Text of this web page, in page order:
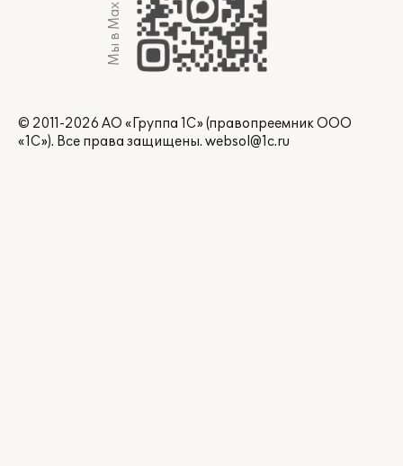
Мы в Max
© 2011-2026 АО «Группа 1С» (правопреемник ООО
«1С»). Все права защищены. websol@1c.ru